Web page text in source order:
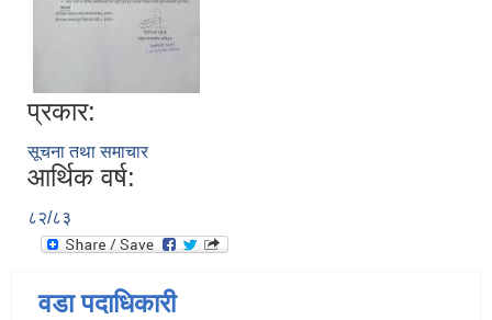
प्रकार:
सूचना तथा समाचार
आर्थिक वर्ष:
८२/८३
वडा पदाधिकारी